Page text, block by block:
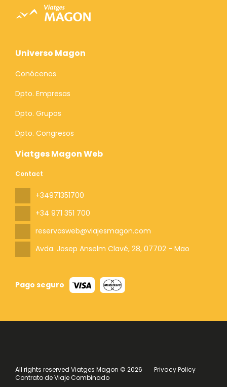
Viatges Magon Web
Contact
+34971351700
+34 971 351 700
reservasweb@viajesmagon.com
Avda. Josep Anselm Clavé, 28, 07702 - Mao
Pago seguro
Universo Magon
Conócenos
Dpto. Empresas
Dpto. Grupos
Dpto. Congresos
All rights reserved Viatges Magon © 2026
Privacy Policy
Contrato de Viaje Combinado